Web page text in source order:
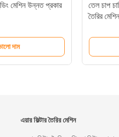
মেশিন উন্নত প্রকার
দাম
তেল চাপ
তৈরির মেশিন
এয়ার ফিল্টার তৈরির মেশিন